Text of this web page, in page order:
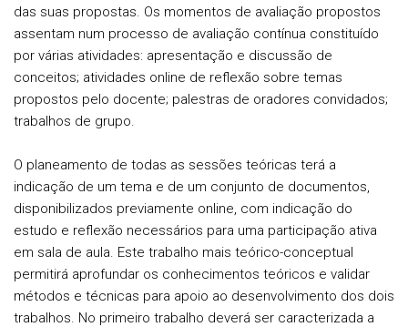
das suas propostas. Os momentos de avaliação propostos
assentam num processo de avaliação contínua constituído
por várias atividades: apresentação e discussão de
conceitos; atividades online de reflexão sobre temas
propostos pelo docente; palestras de oradores convidados;
trabalhos de grupo.
O planeamento de todas as sessões teóricas terá a
indicação de um tema e de um conjunto de documentos,
disponibilizados previamente online, com indicação do
estudo e reflexão necessários para uma participação ativa
em sala de aula. Este trabalho mais teórico-conceptual
permitirá aprofundar os conhecimentos teóricos e validar
métodos e técnicas para apoio ao desenvolvimento dos dois
trabalhos. No primeiro trabalho deverá ser caracterizada a